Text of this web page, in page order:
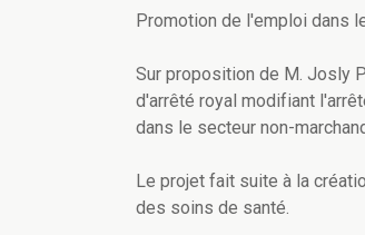
Promotion de l'emploi dans
Sur proposition de M. Josly
d'arrêté royal modifiant
dans le secteur non-
Le projet fait suite à la
des soins de santé.